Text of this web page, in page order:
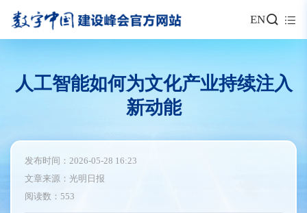
EN
人工智能如何为文化产业持续注入
新动能
发布时间：2026-05-28 16:23
文章来源：光明日报
阅读数：553